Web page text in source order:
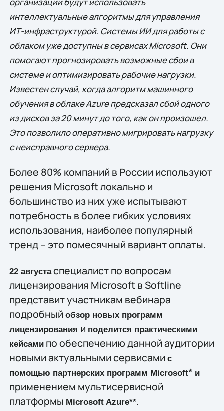
интеллектуальные алгоритмы для управления
ИТ-инфраструктурой. Системы ИИ для работы с
облаком уже доступны в сервисах Microsoft. Они
помогают прогнозировать возможные сбои в
системе и оптимизировать рабочие нагрузки.
Известен случай, когда алгоритм машинного
обучения в облаке Azure предсказал сбой одного
из дисков за 20 минут до того, как он произошел.
Это позволило оперативно мигрировать нагрузку
с неисправного сервера.
Более 80% компаний в России используют
решения Microsoft локально и
большинство из них уже испытывают
потребность в более гибких условиях
использования, наиболее популярный
тренд – это помесячный вариант оплаты.
22 августаспециалист по вопросам
лицензирования Microsoft в Softline
представит участникам вебинара
подробный обзор новых программ
лицензирования и поделится практическими
кейсамипо обеспечению данной аудитории
новыми актуальными сервисами с
помощью партнерских программ Microsoft* и
применением мультисервисной
платформы Microsoft Azure**.